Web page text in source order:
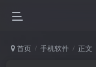
首页 手机软件 正文